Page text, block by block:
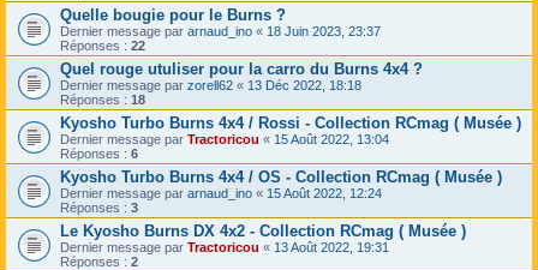
Quelle bougie pour le Burns ?
Dernier message par arnaud_ino « 18 Juin 2023, 23:37
Réponses : 22
Quel rouge utuliser pour la carro du Burns 4x4 ?
Dernier message par zorell62 « 13 Déc 2022, 18:18
Réponses : 18
Kyosho Turbo Burns 4x4 / Rossi - Collection RCmag ( Musée )
Dernier message par Tractoricou « 15 Août 2022, 13:04
Réponses : 6
Kyosho Turbo Burns 4x4 / OS - Collection RCmag ( Musée )
Dernier message par arnaud_ino « 15 Août 2022, 12:24
Réponses : 3
Le Kyosho Burns DX 4x2 - Collection RCmag ( Musée )
Dernier message par Tractoricou « 13 Août 2022, 19:31
Réponses : 2